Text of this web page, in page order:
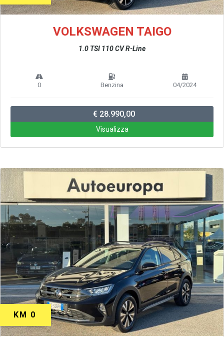
VOLKSWAGEN TAIGO
1.0 TSI 110 CV R-Line
0 Benzina 04/2024
€ 28.990,00
Visualizza
KM 0